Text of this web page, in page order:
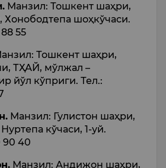
Манзил: Тошкент шаҳри,
Хонободтепа шоҳкўчаси.
55
Тошкент шаҳри,
ТҲАЙ, мўлжал –
йўл кўприги. Тел.:
Манзил: Гулистон шаҳри,
кўчаси, 1-уй.
90 40
Манзил: Андижон шаҳри,